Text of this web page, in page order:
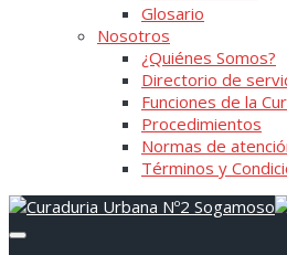
Glosario
Nosotros
¿Quiénes Somos?
Directorio de
Funciones de la
Procedimientos
Normas de
Términos y